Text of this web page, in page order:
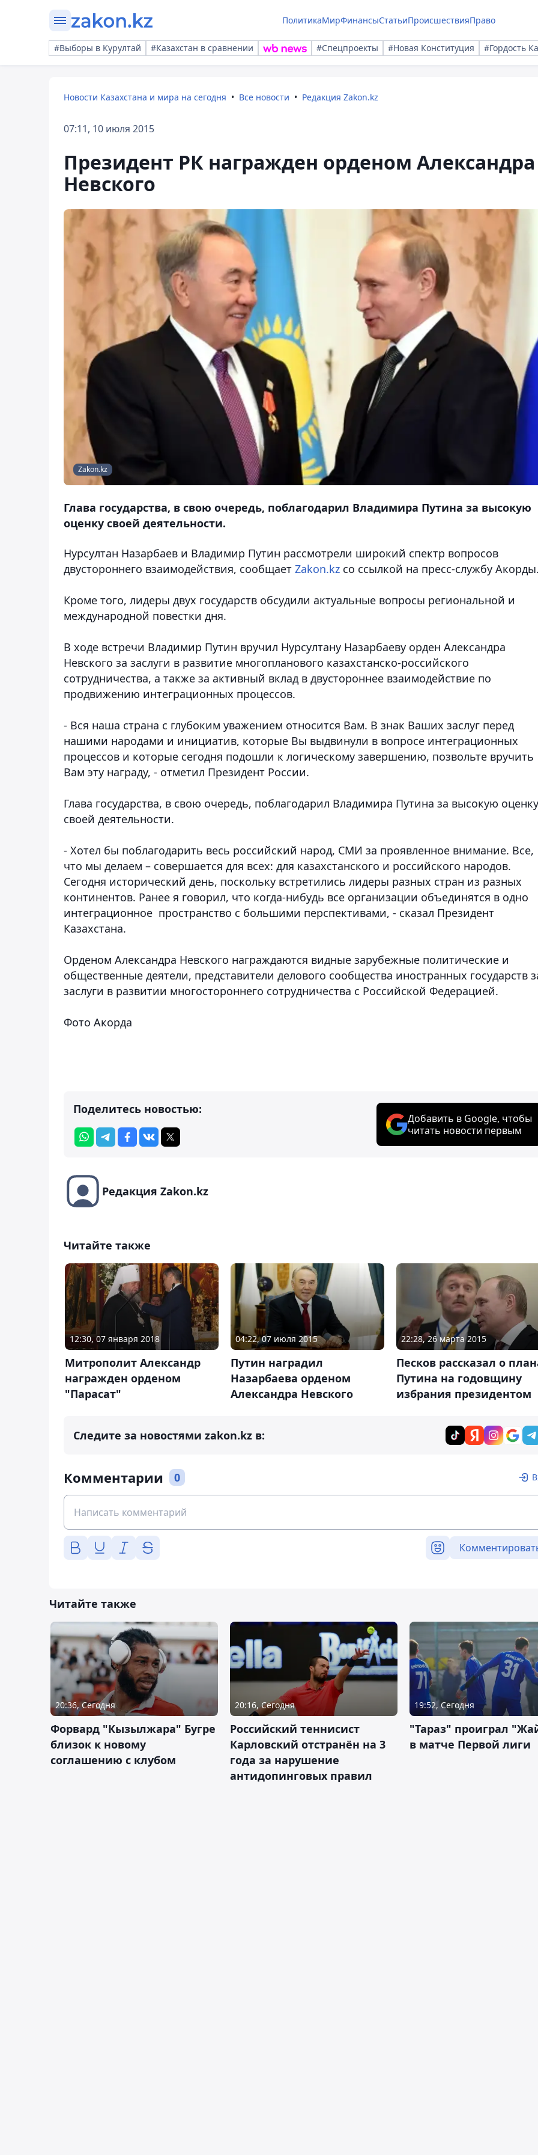
ПолитикаМирФинансыСтатьиПроисшествияПраво
#Выборы в Курултай #Казахстан в сравнении #Спецпроекты #Новая Конституция #Гордость
Новости Казахстана и мира на сегодня Все новости Редакция Zakon.kz
07:11, 10 июля 2015
Президент РК награжден орденом Александра
Невского
Zakon.kz
Глава государства, в свою очередь, поблагодарил Владимира Путина за высокую
оценку своей деятельности.
Нурсултан Назарбаев и Владимир Путин рассмотрели широкий спектр вопросов
двустороннего взаимодействия, сообщает Zakon.kz со ссылкой на пресс-службу
Кроме того, лидеры двух государств обсудили актуальные вопросы региональной и
международной повестки дня.
В ходе встречи Владимир Путин вручил Нурсултану Назарбаеву орден Александра
Невского за заслуги в развитие многопланового казахстанско-российского
сотрудничества, а также за активный вклад в двустороннее взаимодействие по
продвижению интеграционных процессов.
- Вся наша страна с глубоким уважением относится Вам. В знак Ваших заслуг перед
нашими народами и инициатив, которые Вы выдвинули в вопросе интеграционных
процессов и которые сегодня подошли к логическому завершению, позвольте вручить
Вам эту награду, - отметил Президент России.
Глава государства, в свою очередь, поблагодарил Владимира Путина за высокую оценку
своей деятельности.
- Хотел бы поблагодарить весь российский народ, СМИ за проявленное внимание. Все,
что мы делаем – совершается для всех: для казахстанского и российского народов.
Сегодня исторический день, поскольку встретились лидеры разных стран из разных
континентов. Ранее я говорил, что когда-нибудь все организации объединятся в одно
интеграционное пространство с большими перспективами, - сказал Президент
Казахстана.
Орденом Александра Невского награждаются видные зарубежные политические и
общественные деятели, представители делового сообщества иностранных государств
заслуги в развитии многостороннего сотрудничества с Российской Федерацией.
Фото Акорда
Поделитесь новостью:
Добавить в Google, чтобы
читать новости первым
Редакция Zakon.kz
Читайте также
12:30, 07 января 2018
Митрополит Александр
награжден орденом
"Парасат"
04:22, 07 июля 2015
Путин наградил
Назарбаева орденом
Александра Невского
22:28, 26 марта 2015
Песков рассказал о
Путина на годовщину
избрания президентом
Следите за новостями zakon.kz в:
Комментарии 0
Читайте также
20:36, Сегодня
Форвард "Кызылжара" Бугре
близок к новому
соглашению с клубом
20:16, Сегодня
Российский теннисист
Карловский отстранён на 3
года за нарушение
антидопинговых правил
19:52, Сегодня
"Тараз" проиграл
в матче Первой лиги